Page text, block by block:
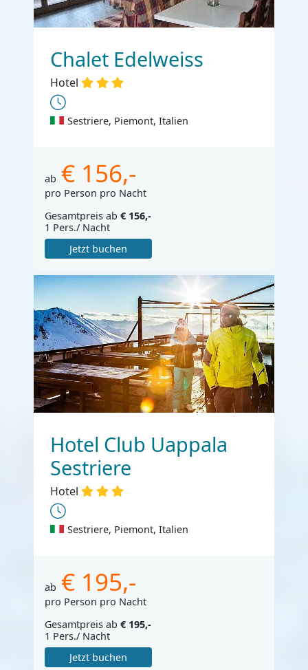
Chalet Edelweiss
Hotel
Sestriere, Piemont, Italien
ab € 156,-
pro Person pro Nacht
Gesamtpreis ab € 156,-
1 Pers./ Nacht
Jetzt buchen
Hotel Club Uappala
Sestriere
Hotel
Sestriere, Piemont, Italien
ab € 195,-
pro Person pro Nacht
Gesamtpreis ab € 195,-
1 Pers./ Nacht
Jetzt buchen